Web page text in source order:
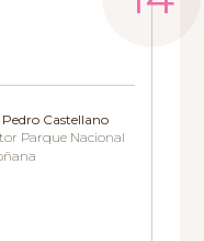
Castellano
Parque Nacional